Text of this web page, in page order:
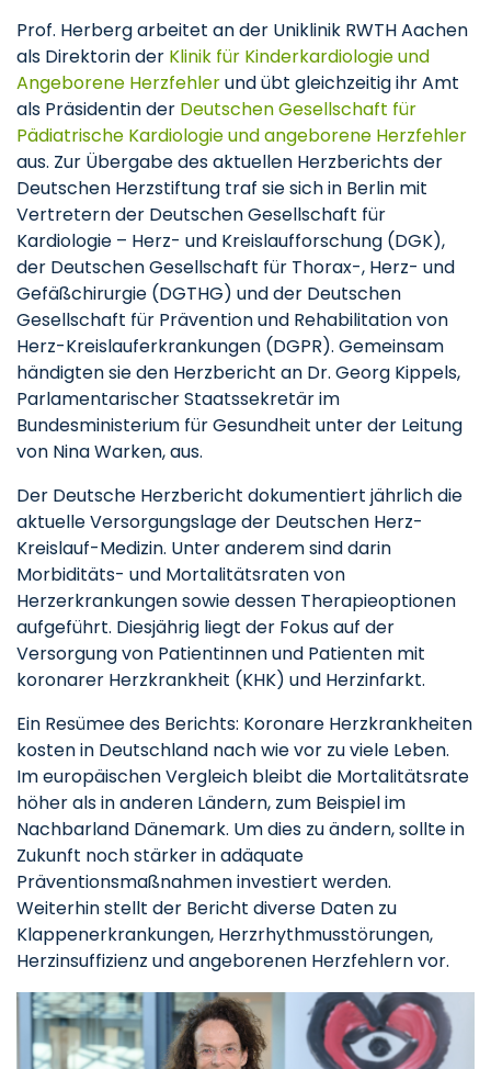
Prof. Herberg arbeitet an der Uniklinik RWTH Aachen
als Direktorin der Klinik für Kinderkardiologie und
Angeborene Herzfehlerund übt gleichzeitig ihr Amt
als Präsidentin der Deutschen Gesellschaft für
Pädiatrische Kardiologie und angeborene Herzfehler
aus. Zur Übergabe des aktuellen Herzberichts der
Deutschen Herzstiftung traf sie sich in Berlin mit
Vertretern der Deutschen Gesellschaft für
Kardiologie – Herz- und Kreislaufforschung (DGK),
der Deutschen Gesellschaft für Thorax-, Herz- und
Gefäßchirurgie (DGTHG) und der Deutschen
Gesellschaft für Prävention und Rehabilitation von
Herz-Kreislauferkrankungen (DGPR). Gemeinsam
händigten sie den Herzbericht an Dr. Georg Kippels,
Parlamentarischer Staatssekretär im
Bundesministerium für Gesundheit unter der Leitung
von Nina Warken, aus.
Der Deutsche Herzbericht dokumentiert jährlich die
aktuelle Versorgungslage der Deutschen Herz-
Kreislauf-Medizin. Unter anderem sind darin
Morbiditäts- und Mortalitätsraten von
Herzerkrankungen sowie dessen Therapieoptionen
aufgeführt. Diesjährig liegt der Fokus auf der
Versorgung von Patientinnen und Patienten mit
koronarer Herzkrankheit (KHK) und Herzinfarkt.
Ein Resümee des Berichts: Koronare Herzkrankheiten
kosten in Deutschland nach wie vor zu viele Leben.
Im europäischen Vergleich bleibt die Mortalitätsrate
höher als in anderen Ländern, zum Beispiel im
Nachbarland Dänemark. Um dies zu ändern, sollte in
Zukunft noch stärker in adäquate
Präventionsmaßnahmen investiert werden.
Weiterhin stellt der Bericht diverse Daten zu
Klappenerkrankungen, Herzrhythmusstörungen,
Herzinsuffizienz und angeborenen Herzfehlern vor.